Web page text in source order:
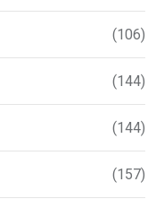
(106)
(144)
(144)
(157)